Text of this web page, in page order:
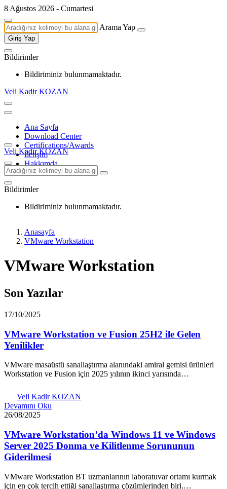
8 Ağustos 2026 - Cumartesi
Arama Yap
Giriş Yap
Bildirimler
Bildiriminiz bulunmamaktadır.
Veli Kadir KOZAN
Ana Sayfa
Download Center
Certifications/Awards
İletişim
Hakkımda
Veli Kadir KOZAN
Bildirimler
Bildiriminiz bulunmamaktadır.
Anasayfa
VMware Workstation
VMware Workstation
Son Yazılar
17/10/2025
VMware Workstation ve Fusion 25H2 ile Gelen
Yenilikler
VMware masaüstü sanallaştırma alanındaki amiral gemisi ürünleri
Workstation ve Fusion için 2025 yılının ikinci yarısında…
Veli Kadir KOZAN
Devamını Oku
26/08/2025
VMware Workstation’da Windows 11 ve Windows
Server 2025 Donma ve Kilitlenme Sorununun
Giderilmesi
VMware Workstation BT uzmanlarının laboratuvar ortamı kurmak
için en çok tercih ettiği sanallaştırma çözümlerinden biri.…